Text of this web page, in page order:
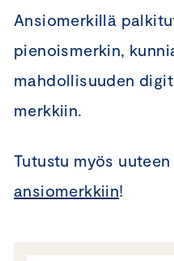
Ansiomerkillä
pienoismerkin,
mahdollisuuden
merkkiin.
Tutustu myös uuteen
ansiomerkkiin!